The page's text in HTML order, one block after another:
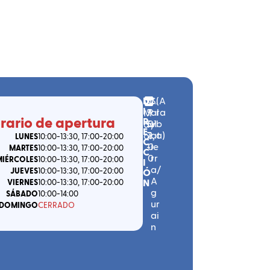
de apertura
LUNES10:00-13:30, 17:00-20:00
MARTES10:00-13:30, 17:00-20:00
10:00-13:30, 17:00-20:00
JUEVES10:00-13:30, 17:00-20:00
VIERNES10:00-13:30, 17:00-20:00
SÁBADO10:00-14:00
CERRADO
D
I
R
E
C
C
Ó
N
M
ay
or,
n
º
5
7
-
C.
P.
01
2
0
0
S
al
v
at
ie
rr
a/
A
g
ur
ai
n
(A
ra
b
a)